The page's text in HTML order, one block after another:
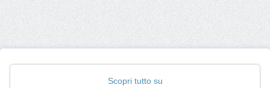
Scopri tutto su